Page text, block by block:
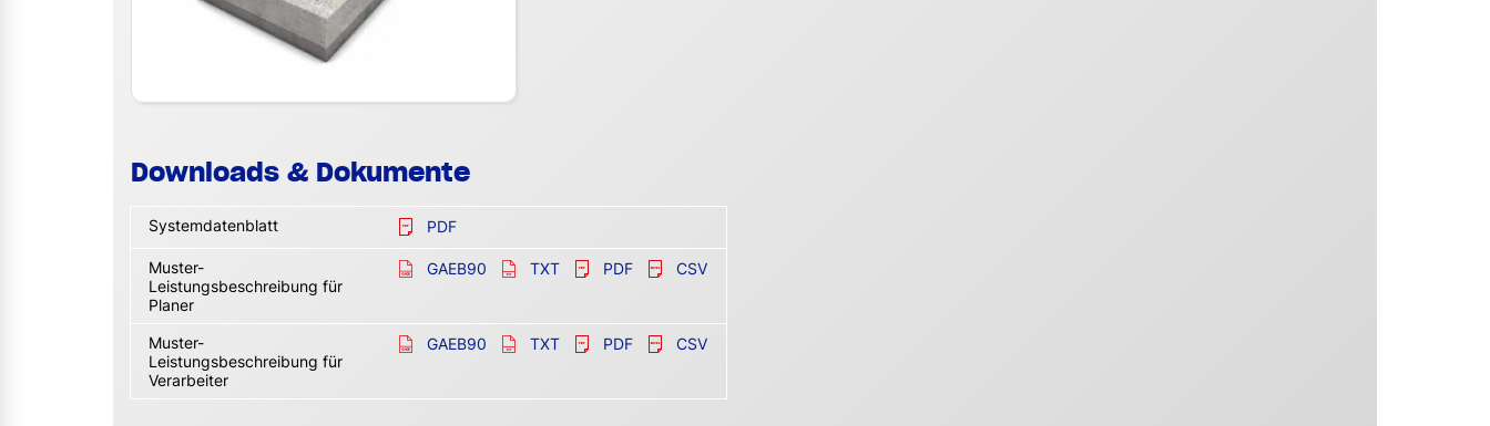
Downloads & Dokumente
Systemdatenblatt PDF
Muster-
Leistungsbeschreibung für
Planer
GAEB90 TXT PDF CSV
Muster-
Leistungsbeschreibung für
Verarbeiter
GAEB90 TXT PDF CSV